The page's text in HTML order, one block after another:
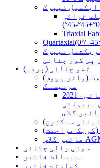
ایکسیل فیبرک
ٹرائی
Triaxial
Quartaxial(0°/
فیبرک
پی کور چٹائی
ٹشو چٹائی (پردہ)
(واٹر پروف)
سرفیسنگ
2021 تھوک قیمت فائبر گلاس ٹشو چٹائی -
- بیہائی
گلاس
سنکنرن)
مزاحمت)
سوئی والی چٹائی
بیسالٹ فائبر
کوارٹج فائبر